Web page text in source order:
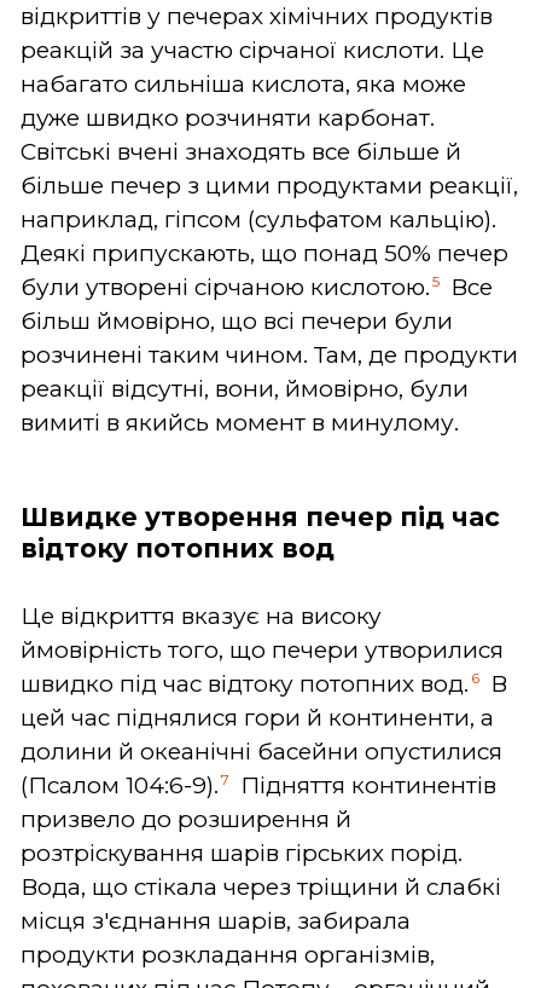
відкриттів у печерах хімічних продуктів
реакцій за участю сірчаної кислоти. Це
набагато сильніша кислота, яка може
дуже швидко розчиняти карбонат.
Світські вчені знаходять все більше й
більше печер з цими продуктами реакції,
наприклад, гіпсом (сульфатом кальцію).
Деякі припускають, що понад 50% печер
були утворені сірчаною кислотою. 5
Все
більш ймовірно, що всі печери були
розчинені таким чином. Там, де продукти
реакції відсутні, вони, ймовірно, були
вимиті в якийсь момент в минулому.
Швидке утворення печер під час
відтоку потопних вод
Це відкриття вказує на високу
ймовірність того, що печери утворилися
швидко під час відтоку потопних вод. 6
В
цей час піднялися гори й континенти, а
долини й океанічні басейни опустилися
(Псалом 104:6-9). 7
Підняття континентів
призвело до розширення й
розтріскування шарів гірських порід.
Вода, що стікала через тріщини й слабкі
місця з'єднання шарів, забирала
продукти розкладання організмів,